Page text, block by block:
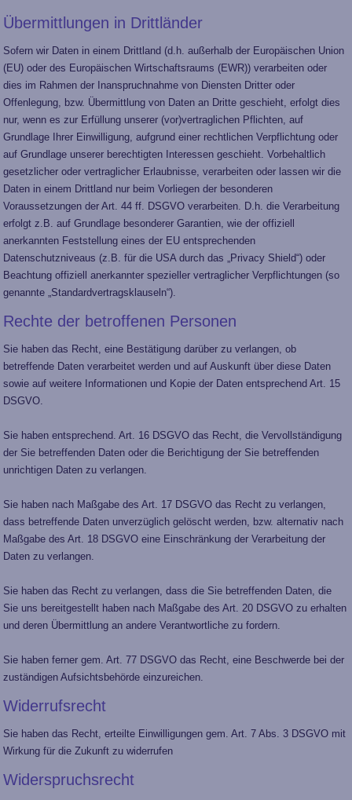
Übermittlungen in Drittländer
Sofern wir Daten in einem Drittland (d.h. außerhalb der Europäischen Union
(EU) oder des Europäischen Wirtschaftsraums (EWR)) verarbeiten oder
dies im Rahmen der Inanspruchnahme von Diensten Dritter oder
Offenlegung, bzw. Übermittlung von Daten an Dritte geschieht, erfolgt dies
nur, wenn es zur Erfüllung unserer (vor)vertraglichen Pflichten, auf
Grundlage Ihrer Einwilligung, aufgrund einer rechtlichen Verpflichtung oder
auf Grundlage unserer berechtigten Interessen geschieht. Vorbehaltlich
gesetzlicher oder vertraglicher Erlaubnisse, verarbeiten oder lassen wir die
Daten in einem Drittland nur beim Vorliegen der besonderen
Voraussetzungen der Art. 44 ff. DSGVO verarbeiten. D.h. die Verarbeitung
erfolgt z.B. auf Grundlage besonderer Garantien, wie der offiziell
anerkannten Feststellung eines der EU entsprechenden
Datenschutzniveaus (z.B. für die USA durch das „Privacy Shield“) oder
Beachtung offiziell anerkannter spezieller vertraglicher Verpflichtungen (so
genannte „Standardvertragsklauseln“).
Rechte der betroffenen Personen
Sie haben das Recht, eine Bestätigung darüber zu verlangen, ob
betreffende Daten verarbeitet werden und auf Auskunft über diese Daten
sowie auf weitere Informationen und Kopie der Daten entsprechend Art. 15
DSGVO.
Sie haben entsprechend. Art. 16 DSGVO das Recht, die Vervollständigung
der Sie betreffenden Daten oder die Berichtigung der Sie betreffenden
unrichtigen Daten zu verlangen.
Sie haben nach Maßgabe des Art. 17 DSGVO das Recht zu verlangen,
dass betreffende Daten unverzüglich gelöscht werden, bzw. alternativ nach
Maßgabe des Art. 18 DSGVO eine Einschränkung der Verarbeitung der
Daten zu verlangen.
Sie haben das Recht zu verlangen, dass die Sie betreffenden Daten, die
Sie uns bereitgestellt haben nach Maßgabe des Art. 20 DSGVO zu erhalten
und deren Übermittlung an andere Verantwortliche zu fordern.
Sie haben ferner gem. Art. 77 DSGVO das Recht, eine Beschwerde bei der
zuständigen Aufsichtsbehörde einzureichen.
Widerrufsrecht
Sie haben das Recht, erteilte Einwilligungen gem. Art. 7 Abs. 3 DSGVO mit
Wirkung für die Zukunft zu widerrufen
Widerspruchsrecht